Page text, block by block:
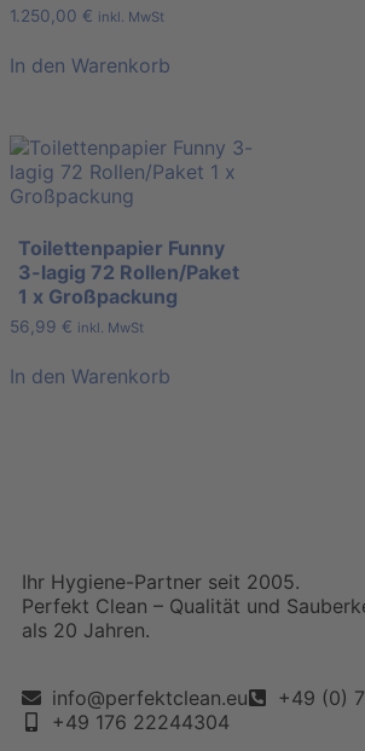
1.250,00 € inkl. MwSt
In den Warenkorb
Toilettenpapier Funny
3-lagig 72 Rollen/Paket
1 x Großpackung
56,99 € inkl. MwSt
In den Warenkorb
Ihr Hygiene-Partner seit 2005.
Perfekt Clean – Qualität und
als 20 Jahren.
info@perfektclean.eu
+49 (0)
+49 176 22244304